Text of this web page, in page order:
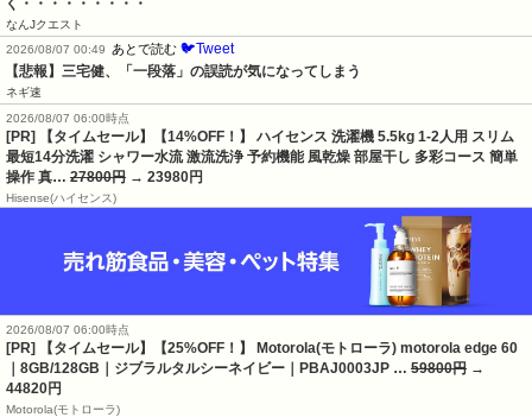
く・・・・・・・・・
なんJクエスト
2026/08/07 00:49
あとで読む 🐦Tweet
【悲報】三宅健、「一段落」の誤読が気になってしまう
ネギ速
2026/08/07 06:00時点
[PR] 【タイムセール】【14%OFF！】 ハイセンス 洗濯機 5.5kg 1-2人用 スリム
最短14分洗濯 シャワー水流 激流洗浄 予約機能 風乾燥 部屋干し 多彩コース 簡単
操作 真… 27800円 → 23980円
Hisense(ハイセンス)
2026/08/07 06:00時点
[PR] 【タイムセール】【25%OFF！】 Motorola(モトローラ) motorola edge 60
｜8GB/128GB｜ジブラルタルシーネイビー｜PBAJ0003JP … 59800円 →
44820円
Motorola(モトローラ)